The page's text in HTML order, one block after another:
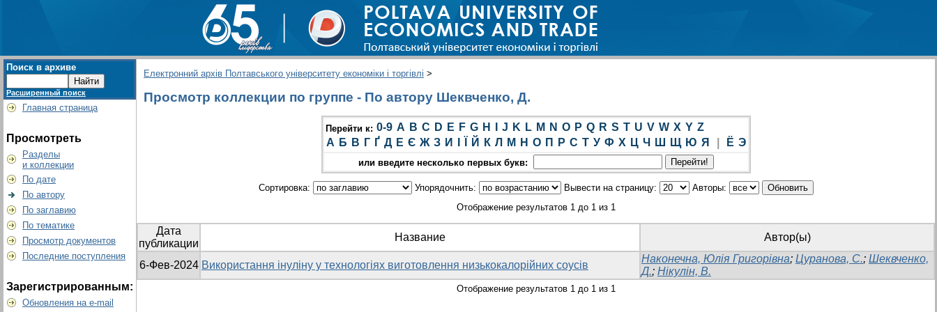
Поиск в архиве
Расширенный поиск
Главная страница
Просмотреть
Разделы
и коллекции
По дате
По автору
По заглавию
По тематике
Просмотр документов
Последние поступления
Зарегистрированным:
Обновления на e-mail
Електронний архів Полтавського університету економіки і торгівлі >
Просмотр коллекции по группе - По автору Шеквченко, Д.
Перейти к: 0-9 A B C D E F G H J K L M N O P Q R S T U V W X Y Z
А Б В Г Ґ Д Е Є Ж З И Й К Л М Н О П Р С Т У Ф Х Ц Ч Ш Щ Ю Я Ё Э
или введите несколько первых букв:
Сортировка: Упорядочнить: Вывести на страницу:
Авторы:
Отображение результатов 1 до 1 из 1
Дата
публикации
Название Автор(ы)
6-Фев-2024 Використання інуліну у технологіях виготовлення низькокалорійних соусів
Наконечна, Юлія Григорівна; Цуранова, С.; Шеквченко,
Д.; Нікулін, В.
Отображение результатов 1 до 1 из 1